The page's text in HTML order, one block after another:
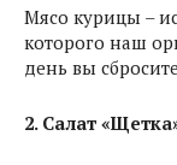
Мясо курицы –
которого наш
день вы
2. Салат